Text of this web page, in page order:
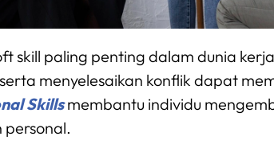
skill paling penting dalam dunia
menyelesaikan konflik dapat
Skillsmembantu individu
personal.